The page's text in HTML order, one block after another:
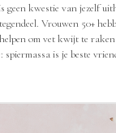
geen kwestie van jezelf
Vrouwen 50+
om vet kwijt te
spiermassa is je beste